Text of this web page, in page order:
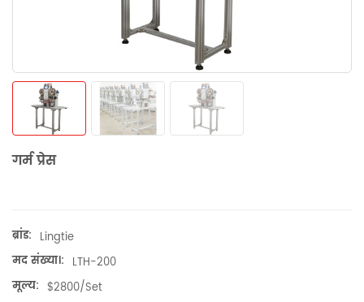
गर्म प्रेस
ब्रांड: Lingtie
मद संख्या।: LTH-200
मूल्य: $2800/set